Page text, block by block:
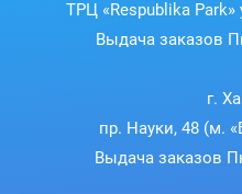
ТРЦ «Respublika Park»
Выдача заказов
г.
пр. Науки, 48 (м.
Выдача заказов